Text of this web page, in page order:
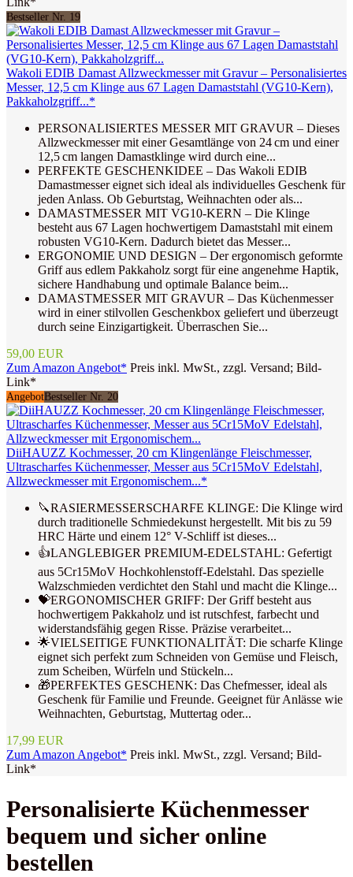
Bestseller Nr. 19
Wakoli EDIB Damast Allzweckmesser mit Gravur – Personalisiertes
Messer, 12,5 cm Klinge aus 67 Lagen Damaststahl (VG10-Kern),
Pakkaholzgriff...*
PERSONALISIERTES MESSER MIT GRAVUR – Dieses
Allzweckmesser mit einer Gesamtlänge von 24 cm und einer
12,5 cm langen Damastklinge wird durch eine...
PERFEKTE GESCHENKIDEE – Das Wakoli EDIB
Damastmesser eignet sich ideal als individuelles Geschenk für
jeden Anlass. Ob Geburtstag, Weihnachten oder als...
DAMASTMESSER MIT VG10-KERN – Die Klinge
besteht aus 67 Lagen hochwertigem Damaststahl mit einem
robusten VG10-Kern. Dadurch bietet das Messer...
ERGONOMIE UND DESIGN – Der ergonomisch geformte
Griff aus edlem Pakkaholz sorgt für eine angenehme Haptik,
sichere Handhabung und optimale Balance beim...
DAMASTMESSER MIT GRAVUR – Das Küchenmesser
wird in einer stilvollen Geschenkbox geliefert und überzeugt
durch seine Einzigartigkeit. Überraschen Sie...
59,00 EUR
Zum Amazon Angebot* Preis inkl. MwSt., zzgl. Versand; Bild-
Link*
AngebotBestseller Nr. 20
DiiHAUZZ Kochmesser, 20 cm Klingenlänge Fleischmesser,
Ultrascharfes Küchenmesser, Messer aus 5Cr15MoV Edelstahl,
Allzweckmesser mit Ergonomischem...*
🔪RASIERMESSERSCHARFE KLINGE: Die Klinge wird
durch traditionelle Schmiedekunst hergestellt. Mit bis zu 59
HRC Härte und einem 12° V-Schliff ist dieses...
👍LANGLEBIGER PREMIUM-EDELSTAHL: Gefertigt
aus 5Cr15MoV Hochkohlenstoff-Edelstahl. Das spezielle
Walzschmieden verdichtet den Stahl und macht die Klinge...
💝ERGONOMISCHER GRIFF: Der Griff besteht aus
hochwertigem Pakkaholz und ist rutschfest, farbecht und
widerstandsfähig gegen Risse. Präzise verarbeitet...
🌟VIELSEITIGE FUNKTIONALITÄT: Die scharfe Klinge
eignet sich perfekt zum Schneiden von Gemüse und Fleisch,
zum Scheiben, Würfeln und Stückeln...
🎁PERFEKTES GESCHENK: Das Chefmesser, ideal als
Geschenk für Familie und Freunde. Geeignet für Anlässe wie
Weihnachten, Geburtstag, Muttertag oder...
17,99 EUR
Zum Amazon Angebot* Preis inkl. MwSt., zzgl. Versand; Bild-
Link*
Personalisierte Küchenmesser
bequem und sicher online
bestellen